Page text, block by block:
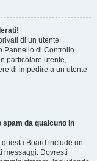
​​di un utente
Pannello di Controllo
particolare utente,
di impedire a un utente
spam da qualcuno in
Board include un
messaggi. Dovresti